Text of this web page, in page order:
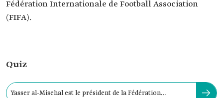
Fédération Internationale de Football Association
(FIFA).
Quiz
Yasser al-Misehal est le président de la Fédération